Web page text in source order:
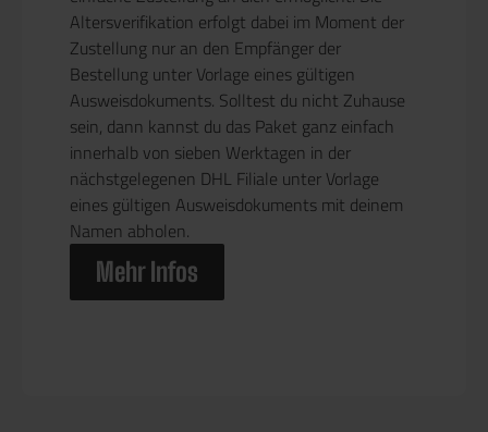
Altersverifikation erfolgt dabei im Moment der
Zustellung nur an den Empfänger der
Bestellung unter Vorlage eines gültigen
Ausweisdokuments. Solltest du nicht Zuhause
sein, dann kannst du das Paket ganz einfach
innerhalb von sieben Werktagen in der
nächstgelegenen DHL Filiale unter Vorlage
eines gültigen Ausweisdokuments mit deinem
Namen abholen.
Mehr Infos